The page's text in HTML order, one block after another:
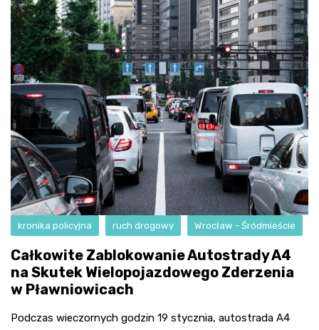
kronika policyjna ruch drogowy Wrocław - Śródmieście
Całkowite Zablokowanie Autostrady A4
na Skutek Wielopojazdowego Zderzenia
w Pławniowicach
Podczas wieczornych godzin 19 stycznia, autostrada A4